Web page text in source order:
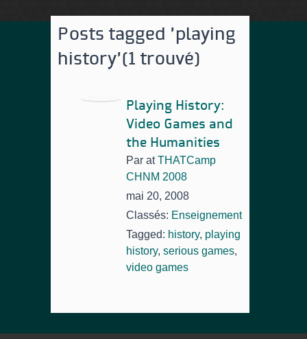
Posts tagged 'playing
history'(1 trouvé)
Playing History:
Video Games and
the Humanities
Par atTHATCamp
CHNM 2008
mai 20, 2008
Classés: Enseignement
Tagged: history, playing
history, serious games,
video games